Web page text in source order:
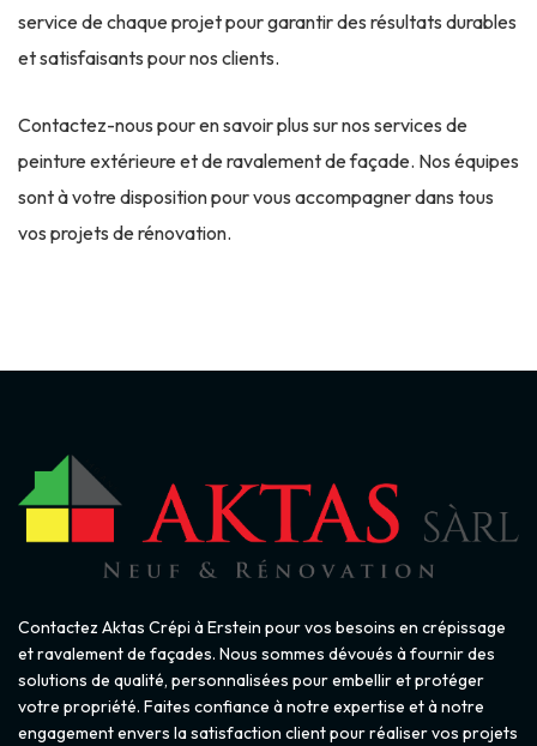
service de chaque projet pour garantir des résultats durables
et satisfaisants pour nos clients.
Contactez-nous pour en savoir plus sur nos services de
peinture extérieure et de ravalement de façade. Nos équipes
sont à votre disposition pour vous accompagner dans tous
vos projets de rénovation.
Contactez Aktas Crépi à Erstein pour vos besoins en crépissage
et ravalement de façades. Nous sommes dévoués à fournir des
solutions de qualité, personnalisées pour embellir et protéger
votre propriété. Faites confiance à notre expertise et à notre
engagement envers la satisfaction client pour réaliser vos projets